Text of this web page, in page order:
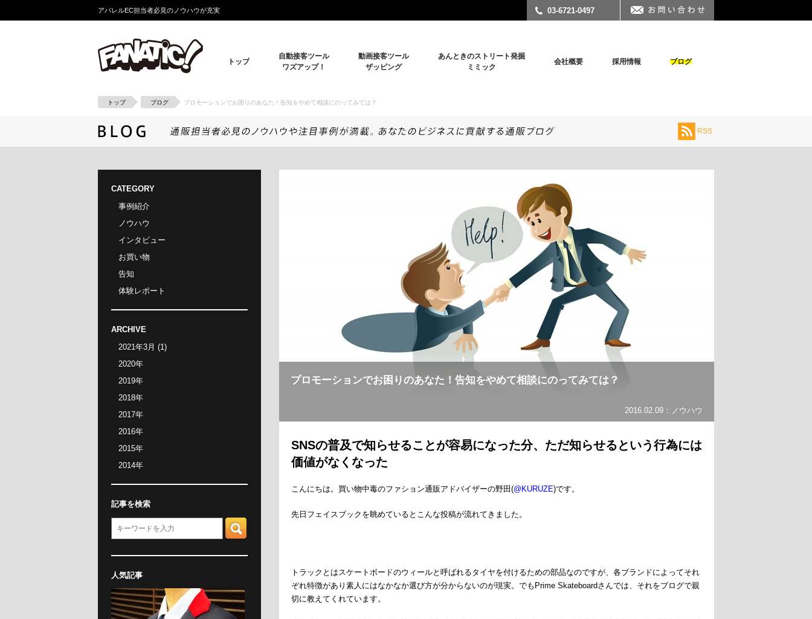
アパレルEC担当者必見のノウハウが充実 03-6721-0497
トップ
自動接客ツール
ワズアップ！
動画接客ツール
ザッピング
あんときのストリート発掘
ミミック
会社概要 採用情報 ブログ
トップ ブログ プロモーションでお困りのあなた！告知をやめて相談にのってみては？
RSS
CATEGORY
事例紹介
ノウハウ
インタビュー
お買い物
告知
体験レポート
ARCHIVE
2021年3月 (1)
2020年
2019年
2018年
2017年
2016年
2015年
2014年
記事を検索
人気記事
プロモーションでお困りのあなた！告知をやめて相談にのってみては？
2016.02.09： ノウハウ
SNSの普及で知らせることが容易になった分、ただ知らせるという行為には
価値がなくなった
こんにちは。買い物中毒のファション通販アドバイザーの野田(@KURUZE)です。
先日フェイスブックを眺めているとこんな投稿が流れてきました。
トラックとはスケートボードのウィールと呼ばれるタイヤを付けるための部品なのですが、各ブランドによってそれ
ぞれ特徴があり素人にはなかなか選び方が分からないのが現実。でもPrime Skateboardさんでは、それをブログで親
切に教えてくれています。